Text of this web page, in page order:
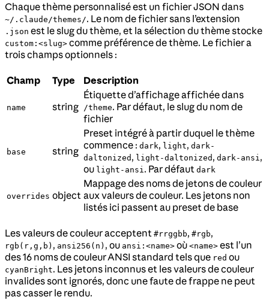
Chaque thème personnalisé est un fichier JSON dans
~/.claude/themes/. Le nom de fichier sans l’extension
.json est le slug du thème, et la sélection du thème stocke
custom:<slug> comme préférence de thème. Le fichier a
trois champs optionnels :
Champ Type Description
name string
Étiquette d’affichage affichée dans
/theme. Par défaut, le slug du nom de
fichier
base string
Preset intégré à partir duquel le thème
commence : dark, light, dark-
daltonized , light-daltonized , dark-ansi,
ou light-ansi. Par défaut dark
overrides object
Mappage des noms de jetons de couleur
aux valeurs de couleur. Les jetons non
listés ici passent au preset de base
Les valeurs de couleur acceptent #rrggbb, #rgb,
rgb(r,g,b) , ansi256(n) , ou ansi:<name> où <name> est l’un
des 16 noms de couleur ANSI standard tels que red ou
cyanBright. Les jetons inconnus et les valeurs de couleur
invalides sont ignorés, donc une faute de frappe ne peut
pas casser le rendu.